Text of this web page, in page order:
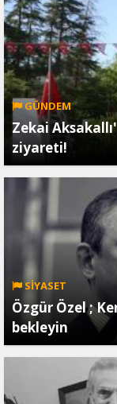
GÜNDEM
Zekai
ziyareti!
SİYASET
Özgür Özel ;
bekleyin